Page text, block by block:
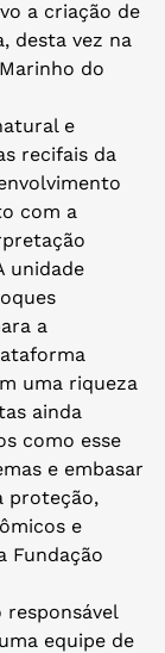
a criação de
desta vez na
do
e
recifais da
com a
unidade
a
uma riqueza
ainda
como esse
e embasar
proteção,
e
Fundação
responsável
equipe de